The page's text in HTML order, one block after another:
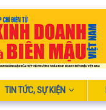
TIN TỨC, SỰ KIỆN